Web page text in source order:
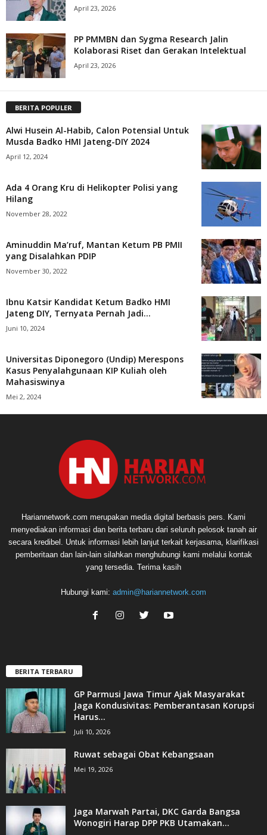
April 23, 2026
PP PMMBN dan Sygma Research Jalin
Kolaborasi Riset dan Gerakan Intelektual
April 23, 2026
BERITA POPULER
Alwi Husein Al-Habib, Calon Potensial Untuk
Musda Badko HMI Jateng-DIY 2024
April 12, 2024
Ada 4 Orang Kru di Helikopter Polisi yang
Hilang
November 28, 2022
Aminuddin Ma’ruf, Mantan Ketum PB PMII
yang Disalahkan PDIP
November 30, 2022
Ibnu Katsir Kandidat Ketum Badko HMI
Jateng DIY, Ternyata Pernah Jadi...
Juni 10, 2024
Universitas Diponegoro (Undip) Merespons
Kasus Penyalahgunaan KIP Kuliah oleh
Mahasiswinya
Mei 2, 2024
Hariannetwork.com merupakan media digital berbasis pers. Kami
menyediakan informasi dan berita terbaru dari seluruh pelosok tanah air
secara kredibel. Untuk informasi lebih lanjut terkait kerjasama, klarifikasi
pemberitaan dan lain-lain silahkan menghubungi kami melalui kontak
yang tersedia. Terima kasih
Hubungi kami: admin@hariannetwork.com
BERITA TERBARU
GP Parmusi Jawa Timur Ajak Masyarakat
Jaga Kondusivitas: Pemberantasan Korupsi
Harus...
Juli 10, 2026
Ruwat sebagai Obat Kebangsaan
Mei 19, 2026
Jaga Marwah Partai, DKC Garda Bangsa
Wonogiri Harap DPP PKB Utamakan...